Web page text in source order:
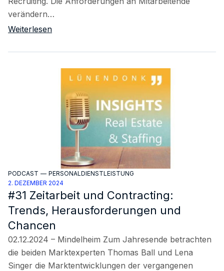
verändern…
Weiterlesen
PODCAST — PERSONALDIENSTLEISTUNG
2. DEZEMBER 2024
#31 Zeitarbeit und Contracting:
Trends, Herausforderungen und
Chancen
02.12.2024 – Mindelheim Zum Jahresende betrachten
die beiden Marktexperten Thomas Ball und Lena
Singer die Marktentwicklungen der vergangenen